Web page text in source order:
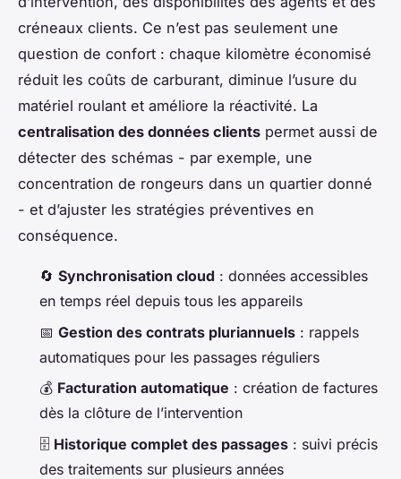
créneaux clients. Ce n’est pas seulement une
question de confort : chaque kilomètre économisé
réduit les coûts de carburant, diminue l’usure du
matériel roulant et améliore la réactivité. La
centralisation des données clients permet aussi de
détecter des schémas - par exemple, une
concentration de rongeurs dans un quartier donné
- et d’ajuster les stratégies préventives en
conséquence.
🔄 Synchronisation cloud : données accessibles
en temps réel depuis tous les appareils
📅 Gestion des contrats pluriannuels : rappels
automatiques pour les passages réguliers
💰 Facturation automatique : création de factures
dès la clôture de l’intervention
🗄️ Historique complet des passages : suivi précis
des traitements sur plusieurs années